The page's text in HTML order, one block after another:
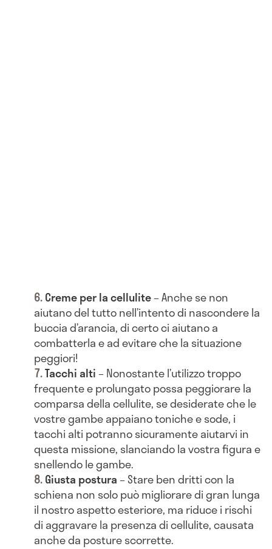
Creme per la cellulite– Anche se non
aiutano del tutto nell’intento di nascondere la
buccia d’arancia, di certo ci aiutano a
combatterla e ad evitare che la situazione
peggiori!
Tacchi alti – Nonostante l’utilizzo troppo
frequente e prolungato possa peggiorare la
comparsa della cellulite, se desiderate che le
vostre gambe appaiano toniche e sode, i
tacchi alti potranno sicuramente aiutarvi in
questa missione, slanciando la vostra figura e
snellendo le gambe.
Giusta postura – Stare ben dritti con la
schiena non solo può migliorare di gran lunga
il nostro aspetto esteriore, ma riduce i rischi
di aggravare la presenza di cellulite, causata
anche da posture scorrette.